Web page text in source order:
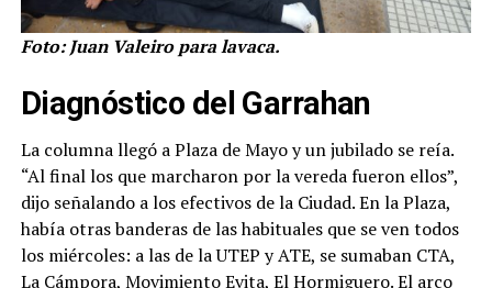
Foto: Juan Valeiro para lavaca.
Diagnóstico del Garrahan
La columna llegó a Plaza de Mayo y un jubilado se reía.
“Al final los que marcharon por la vereda fueron ellos”,
dijo señalando a los efectivos de la Ciudad. En la Plaza,
había otras banderas de las habituales que se ven todos
los miércoles: a las de la UTEP y ATE, se sumaban CTA,
La Cámpora, Movimiento Evita, El Hormiguero. El arco